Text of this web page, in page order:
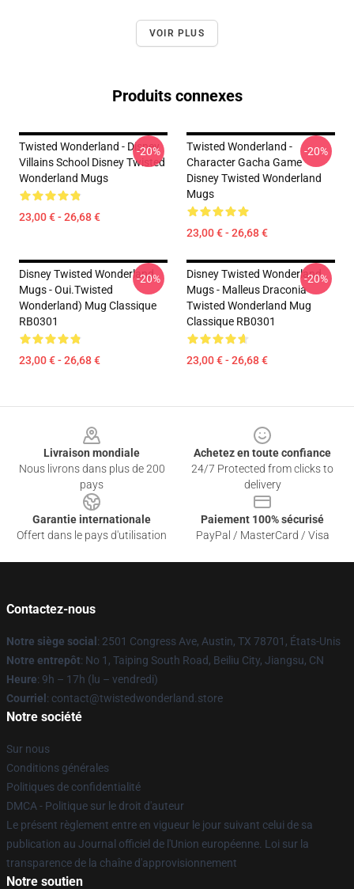
VOIR PLUS
Produits connexes
Twisted Wonderland - Disney
Villains School Disney Twisted
Wonderland Mugs
23,00 € - 26,68 €
-20%
Twisted Wonderland -
Character Gacha Game
Disney Twisted Wonderland
Mugs
23,00 € - 26,68 €
-20%
Disney Twisted Wonderland
Mugs - Oui.Twisted
Wonderland) Mug Classique
RB0301
23,00 € - 26,68 €
-20%
Disney Twisted Wonderland
Mugs - Malleus Draconia
Twisted Wonderland Mug
Classique RB0301
23,00 € - 26,68 €
-20%
Livraison mondiale
Nous livrons dans plus de 200
pays
Achetez en toute confiance
24/7 Protected from clicks to
delivery
Garantie internationale
Offert dans le pays d'utilisation
Paiement 100% sécurisé
PayPal / MasterCard / Visa
Contactez-nous
Notre siège social : 2501 Congress Ave, Austin, TX 78701, États-Unis
Notre entrepôt: No 1, Taiping South Road, Beiliu City, Jiangsu, CN
Heure: 9h – 17h (lu – vendredi)
Courriel : contact@twistedwonderland.store
Notre société
Sur nous
Conditions générales
Politiques de confidentialité
DMCA - Politique sur le droit d'auteur
Le présent règlement entre en vigueur le jour suivant celui de sa
publication au Journal officiel de l'Union européenne. Loi sur la
transparence de la chaîne d'approvisionnement
Notre soutien